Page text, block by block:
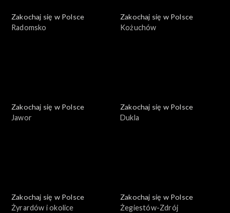
Zakochaj się w Polsce
Radomsko
Zakochaj się w Polsce
Kożuchów
Zakochaj się w Polsce
Jawor
Zakochaj się w Polsce
Dukla
Zakochaj się w Polsce
Żyrardów i okolice
Zakochaj się w Polsce
Żegiestów-Zdrój